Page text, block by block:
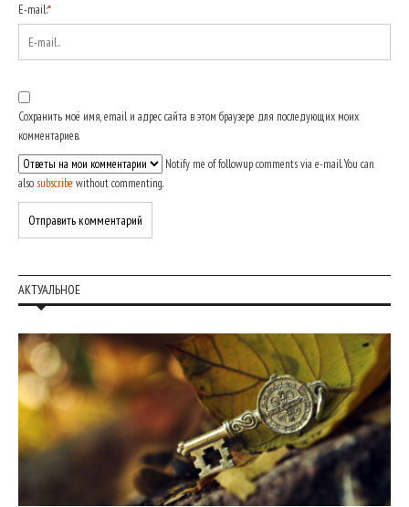
E-mail:*
Сохранить моё имя, email и адрес сайта в этом браузере для последующих моих
комментариев.
Notify me of followup comments via e-mail. You can
also subscribe without commenting.
АКТУАЛЬНОЕ